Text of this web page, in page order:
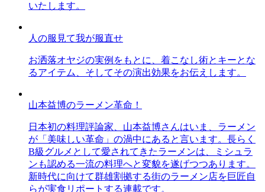
いたします。
人の服見て我が服直せ
お洒落オヤジの実例をもとに、着こなし術とキーとな
るアイテム、そしてその演出効果をお伝えします。
山本益博のラーメン革命！
日本初の料理評論家、山本益博さんはいま、ラーメン
が「美味しい革命」の渦中にあると言います。長らく
B級グルメとして愛されてきたラーメンは、ミシュラ
ンも認める一流の料理へと変貌を遂げつつあります。
新時代に向けて群雄割拠する街のラーメン店を巨匠自
らが実食リポートする連載です。